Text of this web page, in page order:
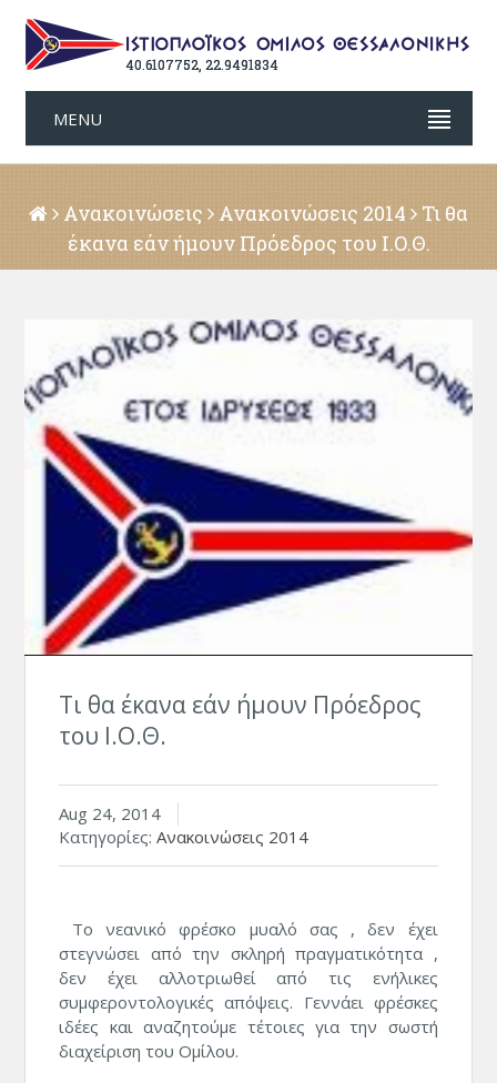
40.6107752, 22.9491834
MENU
Ανακοινώσεις Ανακοινώσεις 2014
Τι θα
έκανα εάν ήμουν Πρόεδρος του Ι.Ο.Θ.
Τι θα έκανα εάν ήμουν Πρόεδρος
του Ι.Ο.Θ.
Aug 24, 2014
Κατηγορίες:Ανακοινώσεις 2014
Το νεανικό φρέσκο μυαλό σας , δεν έχει
στεγνώσει από την σκληρή πραγματικότητα ,
δεν έχει αλλοτριωθεί από τις ενήλικες
συμφεροντολογικές απόψεις. Γεννάει φρέσκες
ιδέες και αναζητούμε τέτοιες για την σωστή
διαχείριση του Ομίλου.